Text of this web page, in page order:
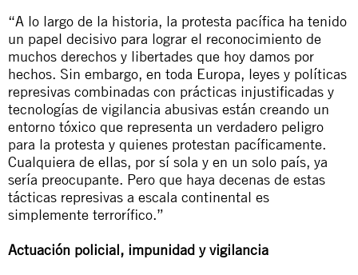
“A lo largo de la historia, la protesta pacífica ha tenido
un papel decisivo para lograr el reconocimiento de
muchos derechos y libertades que hoy damos por
hechos. Sin embargo, en toda Europa, leyes y políticas
represivas combinadas con prácticas injustificadas y
tecnologías de vigilancia abusivas están creando un
entorno tóxico que representa un verdadero peligro
para la protesta y quienes protestan pacíficamente.
Cualquiera de ellas, por sí sola y en un solo país, ya
sería preocupante. Pero que haya decenas de estas
tácticas represivas a escala continental es
simplemente terrorífico.”
Actuación policial, impunidad y vigilancia